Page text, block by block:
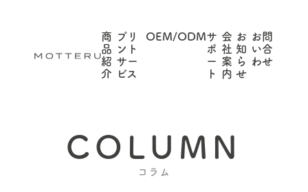
商
品
紹
介
プリ
ント
サー
ビス
OEM/ODMサ
ポ
ー
ト
会
社
案
内
お
知
ら
せ
お問
い合
わせ
COLUMN
コラム